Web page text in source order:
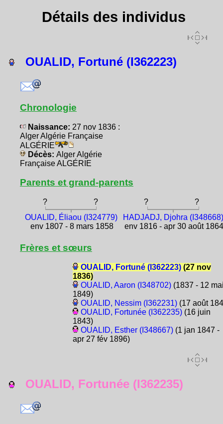
Détails des individus
OUALID, Fortuné (I362223)
Chronologie
Naissance: 27 nov 1836 :
Alger Algérie Française
ALGÉRIE
Décès: Alger Algérie
Française ALGÉRIE
Parents et grand-parents
? ? ?
?
OUALID, Éliaou (I324779)
env 1807 - 8 mars 1858
HADJADJ, Djohra (I348668)
env 1816 - apr 30 août
Frères et sœurs
OUALID, Fortuné (I362223)(27 nov
1836)
OUALID, Aaron (I348702)(1837 - 12
1849)
OUALID, Nessim (I362231)(17 août
OUALID, Fortunée (I362235)(16 juin
1843)
OUALID, Esther (I348667)(1 jan 1847 -
apr 27 fév 1896)
OUALID, Fortunée (I362235)